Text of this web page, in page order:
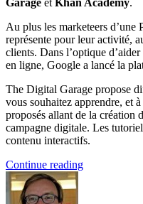
Garage et Khan Academy.
Au plus les marketeers d’une
représente pour leur activité,
clients. Dans l’optique
en ligne, Google a lancé la
The Digital Garage propose
vous souhaitez apprendre, et
proposés allant de la création
campagne digitale. Les
contenu interactifs.
Continue reading